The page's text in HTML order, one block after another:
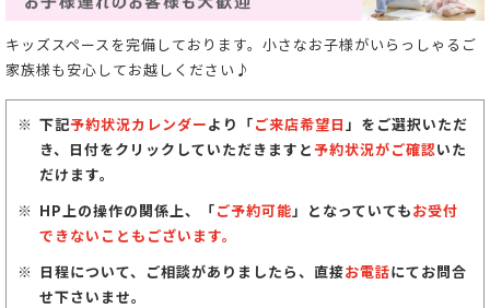
キッズスペースを完備しております。小さなお子様がいらっしゃるご
家族様も安心してお越しください♪
下記予約状況カレンダーより「ご来店希望日」をご選択いただ
き、日付をクリックしていただきますと予約状況がご確認いた
だけます。
HP上の操作の関係上、「ご予約可能」となっていてもお受付
できないこともございます。
日程について、ご相談がありましたら、直接お電話にてお問合
せ下さいませ。